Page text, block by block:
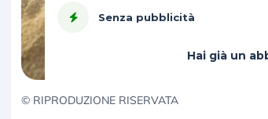
Senza pubblicità
Hai già un
© RIPRODUZIONE RISERVATA